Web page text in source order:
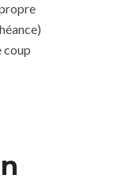
coup